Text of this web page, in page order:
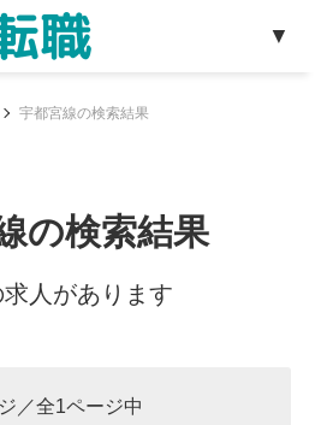
宇都宮線の検索結果
の検索結果
人があります
／全1ページ中